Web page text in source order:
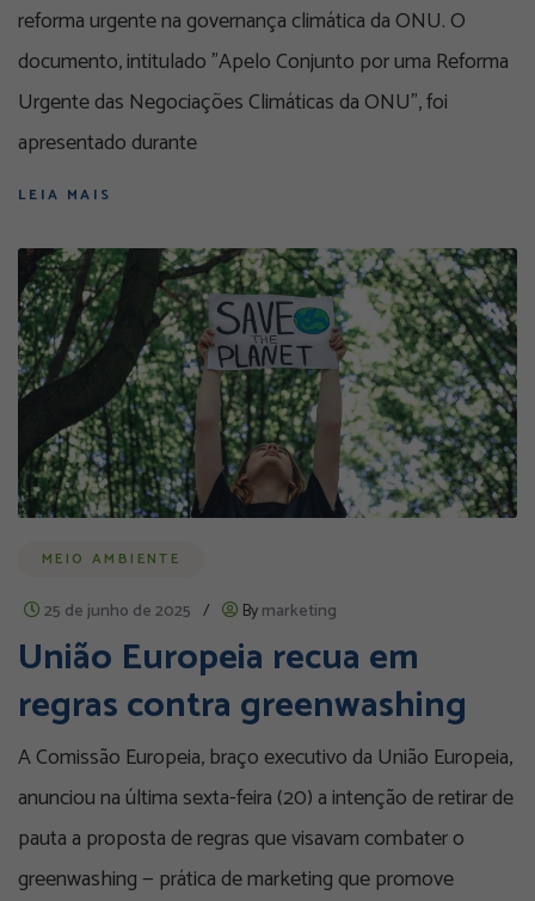
reforma urgente na governança climática da ONU. O
documento, intitulado "Apelo Conjunto por uma Reforma
Urgente das Negociações Climáticas da ONU", foi
apresentado durante
LEIA MAIS
MEIO AMBIENTE
25 de junho de 2025 / Bymarketing
União Europeia recua em
regras contra greenwashing
A Comissão Europeia, braço executivo da União Europeia,
anunciou na última sexta-feira (20) a intenção de retirar de
pauta a proposta de regras que visavam combater o
greenwashing — prática de marketing que promove